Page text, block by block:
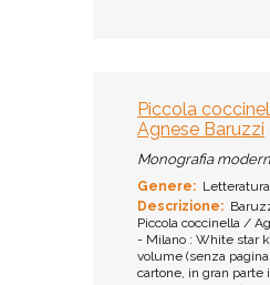
Piccola
Agnese Baruzzi
Monografia
Genere:
Descrizione:
Piccola coccinella /
- Milano : White star
volume (senza
cartone, in gran parte